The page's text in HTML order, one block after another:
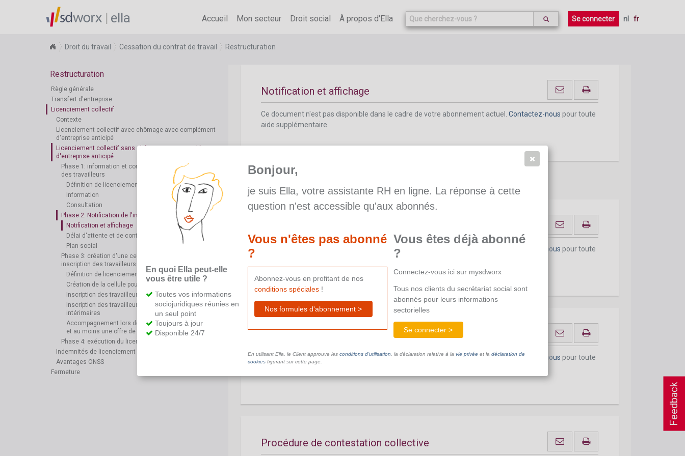
Feedback
ella Accueil Mon secteur Droit social À propos d'Ella Se connecter nl fr
Droit du travail Cessation du contrat de travail Restructuration
Restructuration
Règle générale
Transfert d'entreprise
Licenciement collectif
Contexte
Licenciement collectif avec chômage avec complément
d'entreprise anticipé
Licenciement collectif sans chômage avec complément
d'entreprise anticipé
Phase 1: information et consultation des représentants
des travailleurs
Définition de licenciement collectif
Information
Consultation
Phase 2: Notification de l'intention du licenciement
Notification et affichage
Délai d'attente et de contestation
Plan social
Phase 3: création d'une cellule pour l'emploi et
inscription des travailleurs
Définition de licenciement collectif
Création de la cellule pour l'emploi
Inscription des travailleurs communs
Inscription des travailleurs temporaires et
intérimaires
Accompagnement lors de la recherche d'un emploi
et au moins une offre de reclassement professionnel
Phase 4: exécution du licenciement collectif
Indemnités de licenciement collectif
Avantages ONSS
Fermeture
Phase 2: Notification de l'intention du licenciement
Notification et affichage
Ce document n'est pas disponible dans le cadre de votre abonnement actuel. Contactez-nous pour toute
aide supplémentaire.
Délai d'attente et de contestation
Ce document n'est pas disponible dans le cadre de votre abonnement actuel. Contactez-nous pour toute
Ce document n'est pas disponible dans le cadre de votre abonnement actuel.Contactez-nous pour toute
Procédure de contestation collective
En quoi Ella peut-elle
vous être utile ?
Toutes vos informations
sociojuridiques réunies en
un seul point
Toujours à jour
Disponible 24/7
Bonjour,
je suis Ella, votre assistante RH en ligne. La réponse à cette
question n'est accessible qu'aux abonnés.
Vous n'êtes pas abonné
?
Abonnez-vous en profitant de nos
conditions spéciales!
Nos formules d'abonnement >
Vous êtes déjà abonné
?
Connectez-vous ici sur mysdworx
Tous nos clients du secrétariat social sont
abonnés pour leurs informations
sectorielles
Se connecter >
En utilisant Ella, le Client approuve les conditions d’utilisation , la déclaration relative à la vie privéeet la déclaration de
cookiesfigurant sur cette page.